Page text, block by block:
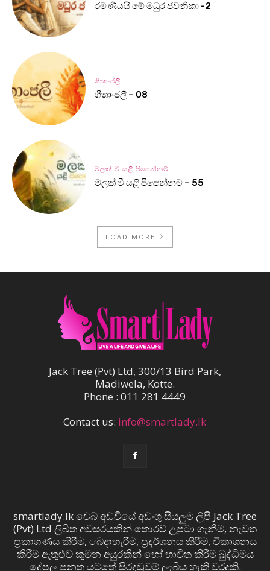
රමණීයයි මේ මධුර ජවනිකා -2
ගීතාංජලී
ගීතාංජලී – 08
මලක් වී යළි පිපෙන්නම්
මලක් වී යළි පිපෙන්නම් – 55
LOAD MORE
Jack Tree (Pvt) Ltd, 300/13 Bird Park,
Madiwela, Kotte.
Phone : 011 281 4449
Contact us: info@smartlady.lk
smartlady.lk වෙබ් අඩවියේ අඩංගු සියලුම ලිපි Jack Tree
(Pvt) Ltd ලිඛිත අවසරයකින් තොරව උපුටා ගැනීම, නැවත
ප්‍රකාශණය කිරීම, බෙදාහැරීම, ප්‍රදර්ශනය කිරීම, විකාශනය
කිරීම ඇතුළුව කුමන අයුරකින් හෝ භාවිත කිරීම බුද්ධිමය
දේපල පනත යටතේ සිරදඬුවම් ලැබිය හැකි වරදකි.